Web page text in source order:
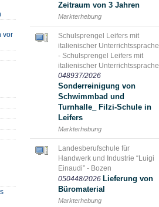
vor
Zeitraum von 3 Jahren
Markterhebung
Schulsprengel Leifers mit
italienischer Unterrichtssprache
- Schulsprengel Leifers mit
italienischer Unterrichtssprache
048937/2026
Sonderreinigung von
Schwimmbad und
Turnhalle_ Filzi-Schule in
Leifers
Markterhebung
Landesberufschule für
Handwerk und Industrie “Luigi
Einaudi” - Bozen
050448/2026 Lieferung von
Büromaterial
Markterhebung